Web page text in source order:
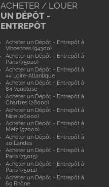
ACHETER / LOUER
UN DÉPÔT -
ENTREPÔT
Acheter un Dépôt - Entrepôt à
Vincennes (94300)
Acheter un Dépôt - Entrepôt à
Paris (75020)
Acheter un Dépôt - Entrepôt à
44 Loire-Atlantique
Acheter un Dépôt - Entrepôt à
84 Vaucluse
Acheter un Dépôt - Entrepôt à
Chartres (28000)
Acheter un Dépôt - Entrepôt à
Nice (06000)
Acheter un Dépôt - Entrepôt à
Metz (57000)
Acheter un Dépôt - Entrepôt à
40 Landes
Acheter un Dépôt - Entrepôt à
Paris (75015)
Acheter un Dépôt - Entrepôt à
Paris (75011)
Acheter un Dépôt - Entrepôt à
69 Rhône